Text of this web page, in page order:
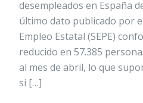
desempleados en España
último dato publicado por
Empleo Estatal (SEPE)
reducido en 57.385
al mes de abril, lo que
si […]